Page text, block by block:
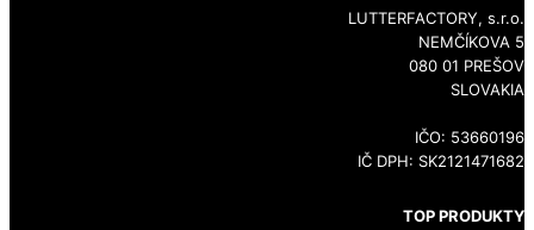
LUTTERFACTORY, s.r.o.
NEMČÍKOVA 5
080 01 PREŠOV
SLOVAKIA
IČO: 53660196
IČ DPH: SK2121471682
TOP PRODUKTY